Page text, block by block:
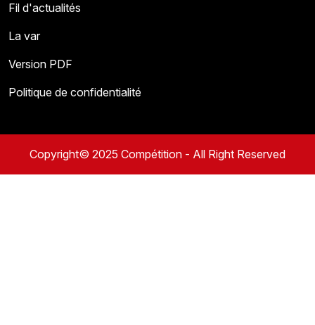
Fil d'actualités
La var
Version PDF
Politique de confidentialité
Copyright© 2025 Compétition - All Right Reserved